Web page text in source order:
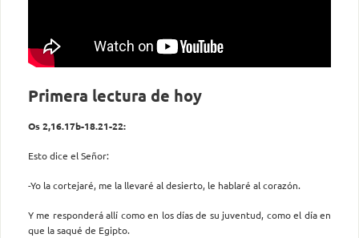
Primera lectura de hoy
Os 2,16.17b-18.21-22:
Esto dice el Señor:
-Yo la cortejaré, me la llevaré al desierto, le hablaré al corazón.
Y me responderá allí como en los días de su juventud, como el día en
que la saqué de Egipto.